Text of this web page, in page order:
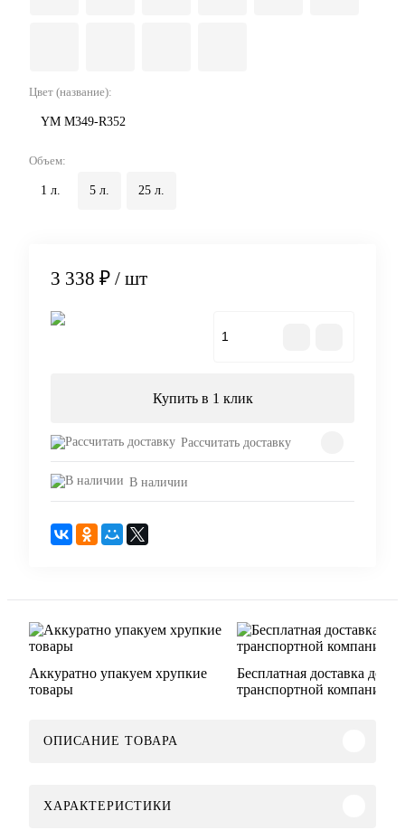
Цвет (название):
YM M349-R352
Объем:
1 л. 5 л. 25 л.
3 338 ₽ / шт
Купить в 1 клик
Рассчитать доставку
В наличии
Аккуратно упакуем хрупкие
товары
Бесплатная доставка до
транспортной компании
ОПИСАНИЕ ТОВАРА
ХАРАКТЕРИСТИКИ